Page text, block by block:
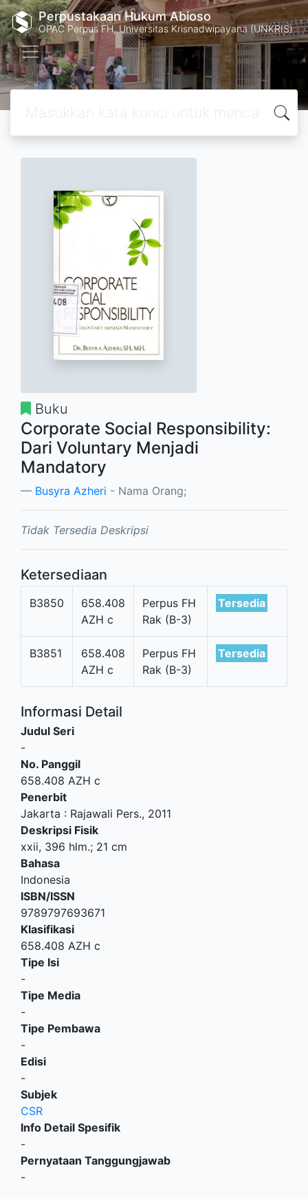
Perpustakaan Hukum Abioso
OPAC Perpus FH, Universitas Krisnadwipayana (UNKRIS)
Buku
Corporate Social Responsibility:
Dari Voluntary Menjadi
Mandatory
Busyra Azheri - Nama Orang;
Tidak Tersedia Deskripsi
Ketersediaan
B3850
658.408
AZH c
Perpus FH
Rak (B-3)
Tersedia
B3851
658.408
AZH c
Perpus FH
Rak (B-3)
Tersedia
Informasi Detail
Judul Seri
-
No. Panggil
658.408 AZH c
Penerbit
Jakarta : Rajawali Pers., 2011
Deskripsi Fisik
xxii, 396 hlm.; 21 cm
Bahasa
Indonesia
ISBN/ISSN
9789797693671
Klasifikasi
658.408 AZH c
Tipe Isi
-
Tipe Media
-
Tipe Pembawa
-
Edisi
-
Subjek
CSR
Info Detail Spesifik
-
Pernyataan Tanggungjawab
-